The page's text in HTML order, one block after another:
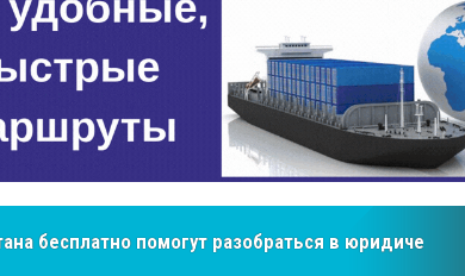
бесплатно помогут разобраться в юридических
сердца покупателей Центральной Азии